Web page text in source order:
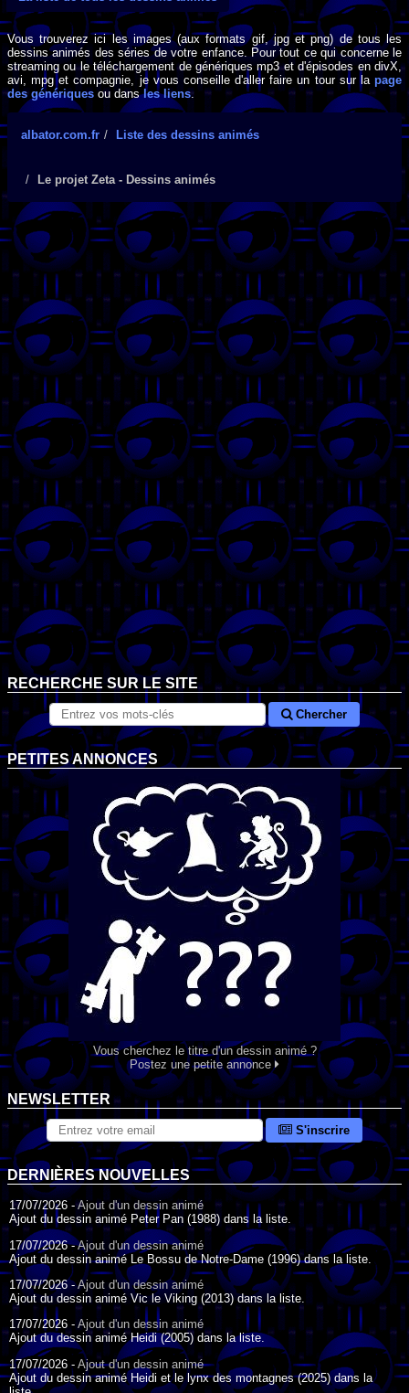
Vous trouverez ici les images (aux formats gif, jpg et png) de tous les
dessins animés des séries de votre enfance. Pour tout ce qui concerne le
streaming ou le téléchargement de génériques mp3 et d'épisodes en divX,
avi, mpg et compagnie, je vous conseille d'aller faire un tour sur la page
des génériques ou dansles liens.
albator.com.fr Liste des dessins animés
Le projet Zeta - Dessins animés
RECHERCHE SUR LE SITE
Chercher
PETITES ANNONCES
Vous cherchez le titre d'un dessin animé ?
Postez une petite annonce
NEWSLETTER
S'inscrire
DERNIÈRES NOUVELLES
17/07/2026 -Ajout d'un dessin animé
Ajout du dessin animé Peter Pan (1988) dans la liste.
17/07/2026 -Ajout d'un dessin animé
Ajout du dessin animé Le Bossu de Notre-Dame (1996) dans la liste.
17/07/2026 -Ajout d'un dessin animé
Ajout du dessin animé Vic le Viking (2013) dans la liste.
17/07/2026 - Ajout d'un dessin animé
Ajout du dessin animé Heidi (2005) dans la liste.
17/07/2026 - Ajout d'un dessin animé
Ajout du dessin animé Heidi et le lynx des montagnes (2025) dans la